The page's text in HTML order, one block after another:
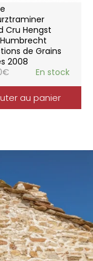
Cru Hengst
de Grains
2008
€ En stock
au panier